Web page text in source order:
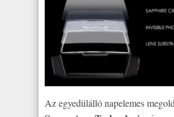
Az egyedülálló napelemes